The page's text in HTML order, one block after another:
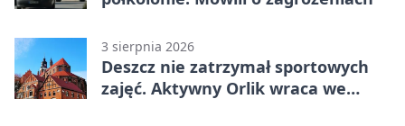
3 sierpnia 2026
Deszcz nie zatrzymał sportowych
zajęć. Aktywny Orlik wraca we